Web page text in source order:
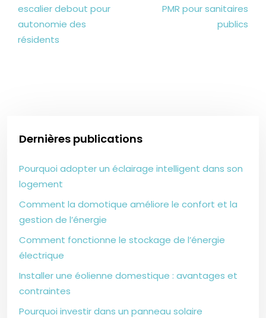
escalier debout pour
autonomie des
résidents
PMR pour sanitaires
publics
Dernières publications
Pourquoi adopter un éclairage intelligent dans son
logement
Comment la domotique améliore le confort et la
gestion de l’énergie
Comment fonctionne le stockage de l’énergie
électrique
Installer une éolienne domestique : avantages et
contraintes
Pourquoi investir dans un panneau solaire